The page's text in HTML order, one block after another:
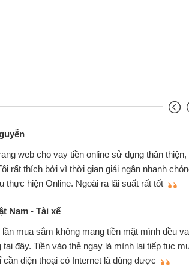
Mình cần tiền gấp nên định
nhưng thật may đã có gói vay
không cần gặp mặt nên rất tiện
bè biết
Tôi kinh doanh buôn bán nhỏ
hàng, nhờ biết đến website qua